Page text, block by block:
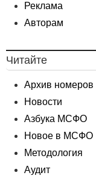
Реклама
Авторам
Читайте
Архив номеров
Новости
Азбука МСФО
Новое в МСФО
Методология
Аудит